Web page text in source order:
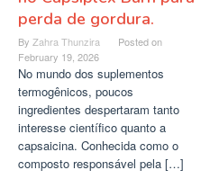
perda de gordura.
By Zahra Thunzira
Posted on
February 19, 2026
No mundo dos suplementos
termogênicos, poucos
ingredientes despertaram tanto
interesse científico quanto a
capsaicina. Conhecida como o
composto responsável pela […]